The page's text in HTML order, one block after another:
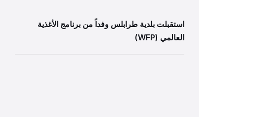
استقبلت بلدية طرابلس وفداً من برنامج الأغذية
العالمي (WFP)